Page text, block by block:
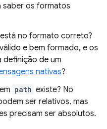
saber os formatos
no formato correto?
e bem formado, e os
definição de um
nativas?
path existe? No
ser relativos, mas
precisam ser absolutos.